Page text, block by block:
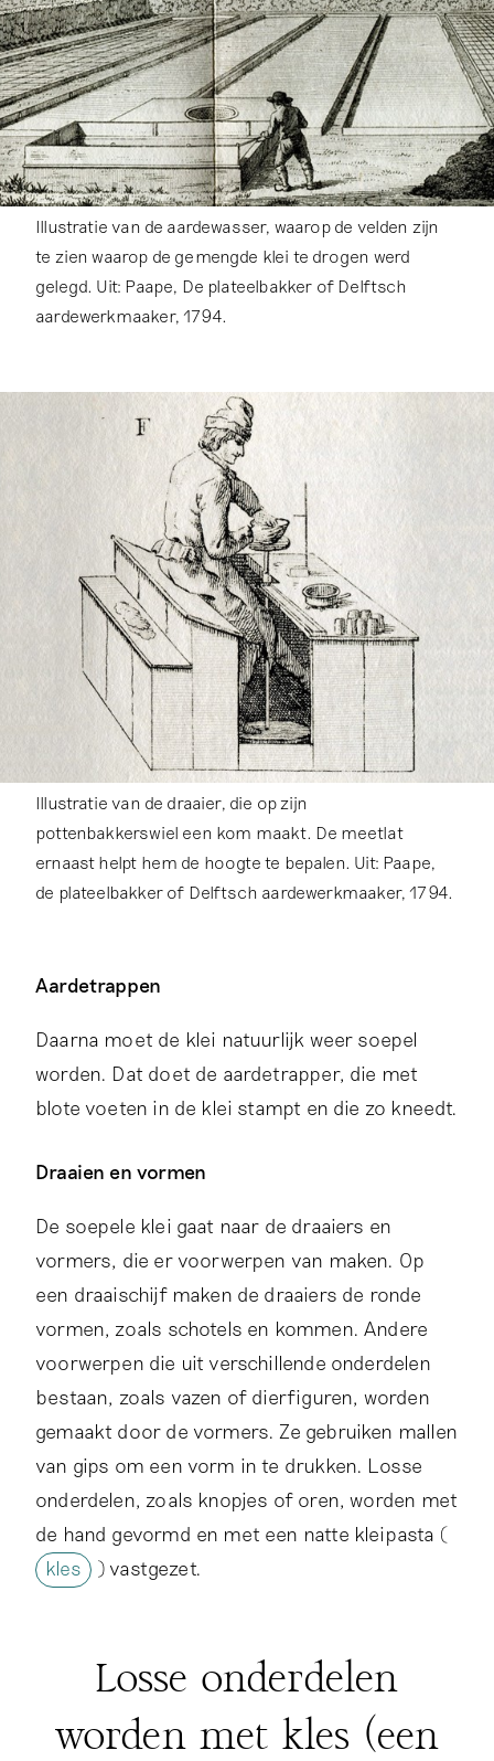
Illustratie van de aardewasser, waarop de velden zijn
te zien waarop de gemengde klei te drogen werd
gelegd. Uit: Paape, De plateelbakker of Delftsch
aardewerkmaaker, 1794.
Illustratie van de draaier, die op zijn
pottenbakkerswiel een kom maakt. De meetlat
ernaast helpt hem de hoogte te bepalen. Uit: Paape,
de plateelbakker of Delftsch aardewerkmaaker, 1794.
Aardetrappen
Daarna moet de klei natuurlijk weer soepel
worden. Dat doet de aardetrapper, die met
blote voeten in de klei stampt en die zo kneedt.
Draaien en vormen
De soepele klei gaat naar de draaiers en
vormers, die er voorwerpen van maken. Op
een draaischijf maken de draaiers de ronde
vormen, zoals schotels en kommen. Andere
voorwerpen die uit verschillende onderdelen
bestaan, zoals vazen of dierfiguren, worden
gemaakt door de vormers. Ze gebruiken mallen
van gips om een vorm in te drukken. Losse
onderdelen, zoals knopjes of oren, worden met
de hand gevormd en met een natte kleipasta (
kles
) vastgezet.
Losse onderdelen
worden met kles (een